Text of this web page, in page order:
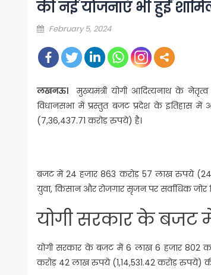
की नई योजनाएं भी हुईं
Posted
February 5, 2024
लखनऊ।मुख्यमंत्री योगी आदित्यनाथ के नेतृत्व
विधानसभा में प्रस्तुत बजट प्रदेश के
(7,36,437.71 करोड़ रुपये) है।
बजट में 24 हजार 863 करोड़ 57 लाख रुपये
युवा, किसान और रोजगार सृजन पर सर्वाधिक जोर
योगी सरकार के बजट में
योगी सरकार के बजट में 6 लाख 6 हजार 802
करोड़ 42 लाख रुपये (1,14,531.42 करोड़ रुपये) की